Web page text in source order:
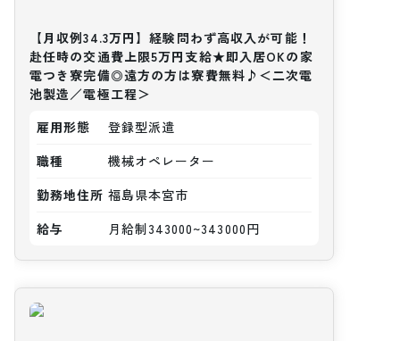
【月収例34.3万円】経験問わず高収入が可能！
赴任時の交通費上限5万円支給★即入居OKの家
電つき寮完備◎遠方の方は寮費無料♪＜二次電
池製造／電極工程＞
雇用形態
登録型派遣
職種
機械オペレーター
勤務地住所 福島県本宮市
給与
月給制343000~343000円